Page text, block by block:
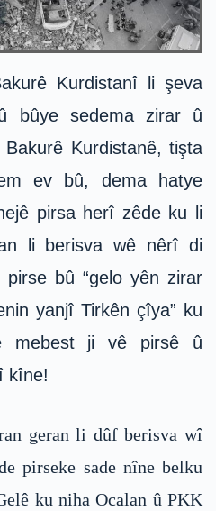
Kurdistanî li şeva
bûye sedema zirar û
Kurdistanê, tişta
ev bû, dema hatye
pirsa herî zêde ku li
li berisva wê nêrî di
bû “gelo yên zirar
yanjî Tirkên çîya” ku
mebest ji vê pirsê û
kîne!
geran li dûf berisva wî
pirseke sade nîne belku
ku niha Ocalan û PKK